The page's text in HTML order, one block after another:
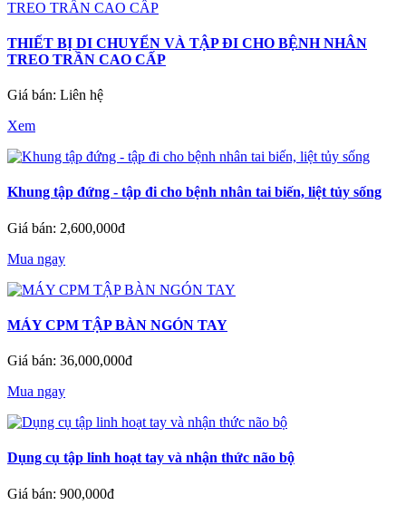
THIẾT BỊ DI CHUYỂN VÀ TẬP ĐI CHO BỆNH NHÂN
TREO TRẦN CAO CẤP
Giá bán: Liên hệ
Xem
Khung tập đứng - tập đi cho bệnh nhân tai biến, liệt tủy sống
Giá bán: 2,600,000đ
Mua ngay
MÁY CPM TẬP BÀN NGÓN TAY
Giá bán: 36,000,000đ
Mua ngay
Dụng cụ tập linh hoạt tay và nhận thức não bộ
Giá bán: 900,000đ